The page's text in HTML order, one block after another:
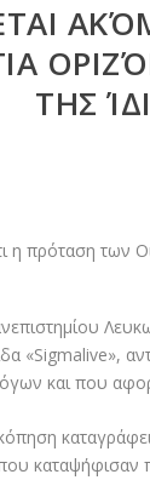
ΤΗΣ
«Sigmalive»,
και που